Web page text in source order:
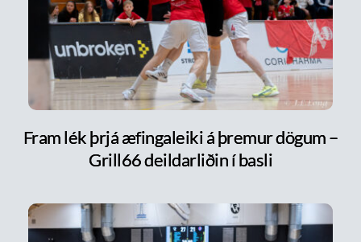
Fram lék þrjá æfingaleiki á þremur dögum –
Grill66 deildarliðin í basli